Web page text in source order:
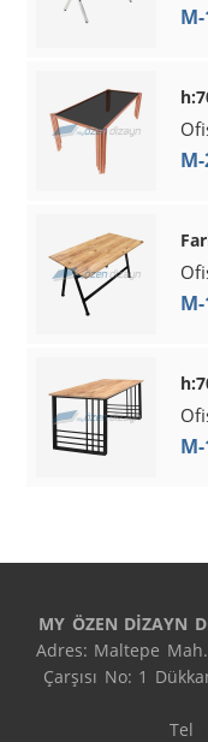
MY ÖZEN DİZAYN
Adres: Maltepe
Çarşısı No: 1
Tel